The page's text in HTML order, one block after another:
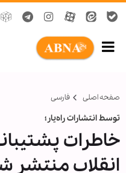
صفحه اصلی فارسی
توسط انتشارات راه‌یار؛
خاطرات
انقلاب منتشر